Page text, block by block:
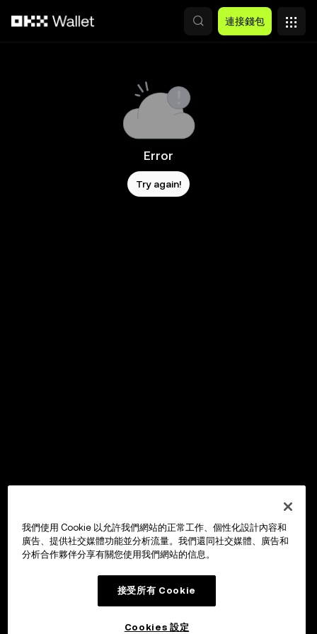
連接錢包
Error
Try again!
我們使用 Cookie 以允許我們網站的正常工作、個性化設計內容和
廣告、提供社交媒體功能並分析流量。我們還同社交媒體、廣告和
分析合作夥伴分享有關您使用我們網站的信息。
接受所有 Cookie
Cookies 設定